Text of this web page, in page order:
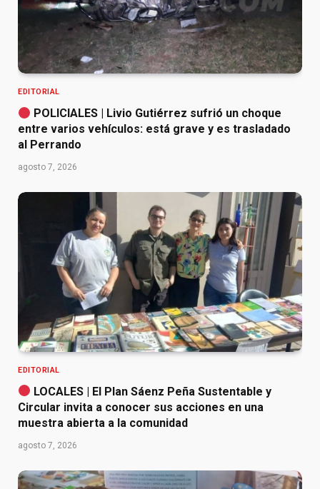
EDITORIAL
POLICIALES | Livio Gutiérrez sufrió un choque
entre varios vehículos: está grave y es trasladado
al Perrando
agosto 7, 2026
EDITORIAL
LOCALES | El Plan Sáenz Peña Sustentable y
Circular invita a conocer sus acciones en una
muestra abierta a la comunidad
agosto 7, 2026